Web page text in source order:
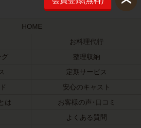
HOME
お料理代行
グ
整理収納
定期サービス
安心のキャスト
は
お客様の声･口コミ
よくある質問